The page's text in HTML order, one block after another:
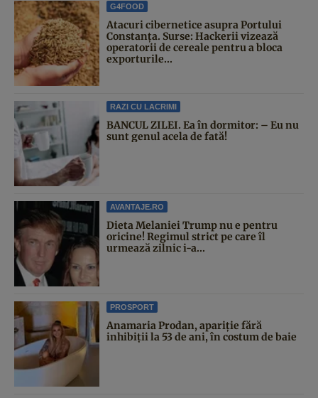
G4FOOD
Atacuri cibernetice asupra Portului
Constanța. Surse: Hackerii vizează
operatorii de cereale pentru a bloca
exporturile...
RAZI CU LACRIMI
BANCUL ZILEI. Ea în dormitor: – Eu nu
sunt genul acela de fată!
AVANTAJE.RO
Dieta Melaniei Trump nu e pentru
oricine! Regimul strict pe care îl
urmează zilnic i-a...
PROSPORT
Anamaria Prodan, apariție fără
inhibiții la 53 de ani, în costum de baie